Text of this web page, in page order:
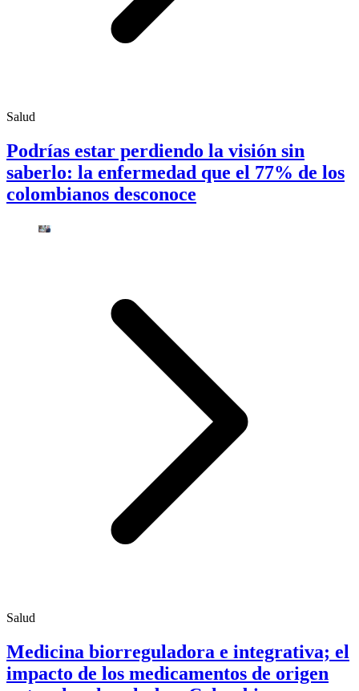
Salud
Podrías estar perdiendo la visión sin
saberlo: la enfermedad que el 77% de los
colombianos desconoce
Salud
Medicina biorreguladora e integrativa; el
impacto de los medicamentos de origen